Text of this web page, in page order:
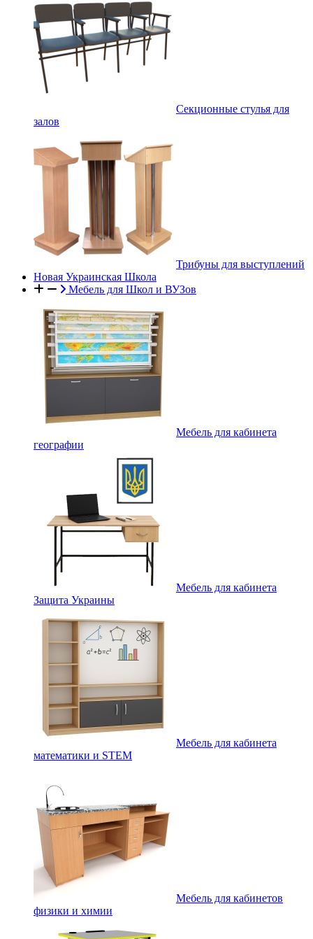
Секционные стулья для
залов
Трибуны для выступлений
Новая Украинская Школа
Мебель для Школ и ВУЗов
Мебель для кабинета
географии
Мебель для кабинета
Защита Украины
Мебель для кабинета
математики и STEM
Мебель для кабинетов
физики и химии